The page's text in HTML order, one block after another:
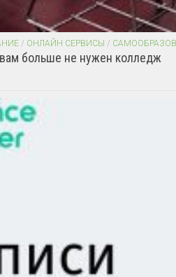
/ ОНЛАЙН СЕРВИСЫ /
вам больше не нужен колледж